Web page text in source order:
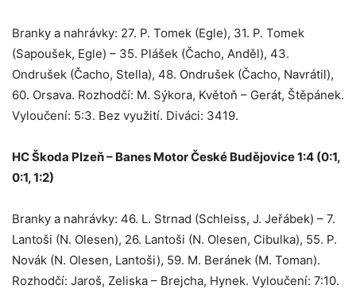
Branky a nahrávky: 27. P. Tomek (Egle), 31. P. Tomek
(Sapoušek, Egle) – 35. Plášek (Čacho, Anděl), 43.
Ondrušek (Čacho, Stella), 48. Ondrušek (Čacho, Navrátil),
60. Orsava. Rozhodčí: M. Sýkora, Květoň – Gerát, Štěpánek.
Vyloučení: 5:3. Bez využití. Diváci: 3419.
HC Škoda Plzeň – Banes Motor České Budějovice 1:4 (0:1,
0:1, 1:2)
Branky a nahrávky: 46. L. Strnad (Schleiss, J. Jeřábek) – 7.
Lantoši (N. Olesen), 26. Lantoši (N. Olesen, Cibulka), 55. P.
Novák (N. Olesen, Lantoši), 59. M. Beránek (M. Toman).
Rozhodčí: Jaroš, Zeliska – Brejcha, Hynek. Vyloučení: 7:10.